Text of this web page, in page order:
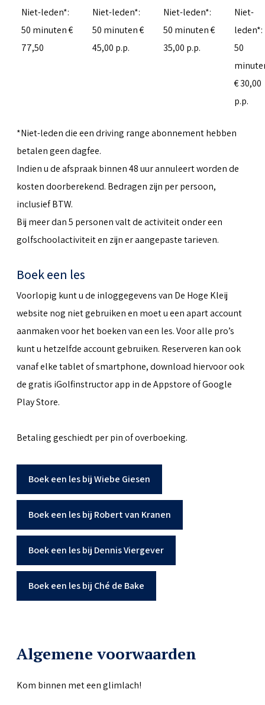
Niet-leden*:
50 minuten €
77,50
Niet-leden*:
50 minuten €
45,00 p.p.
Niet-leden*:
50 minuten €
35,00 p.p.
Niet-
leden*:
50
€ 30,00
p.p.
*Niet-leden die een driving range abonnement hebben
betalen geen dagfee.
Indien u de afspraak binnen 48 uur annuleert worden de
kosten doorberekend. Bedragen zijn per persoon,
inclusief BTW.
Bij meer dan 5 personen valt de activiteit onder een
golfschoolactiviteit en zijn er aangepaste tarieven.
Boek een les
Voorlopig kunt u de inloggegevens van De Hoge Kleij
website nog niet gebruiken en moet u een apart account
aanmaken voor het boeken van een les. Voor alle pro’s
kunt u hetzelfde account gebruiken. Reserveren kan ook
vanaf elke tablet of smartphone, download hiervoor ook
de gratis iGolfinstructor app in de Appstore of Google
Play Store.
Betaling geschiedt per pin of overboeking.
Boek een les bij Wiebe Giesen
Boek een les bij Robert van Kranen
Boek een les bij Dennis Viergever
Boek een les bij Ché de Bake
Algemene voorwaarden
Kom binnen met een glimlach!